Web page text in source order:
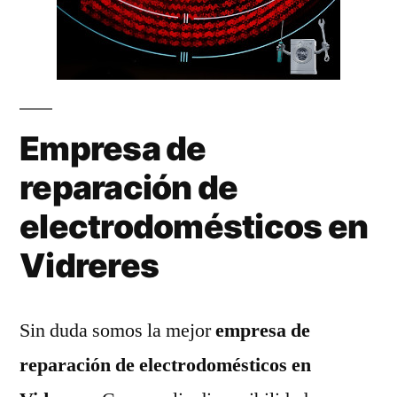
Empresa de
reparación de
electrodomésticos en
Vidreres
Sin duda somos la mejorempresa de
reparación de electrodomésticos en